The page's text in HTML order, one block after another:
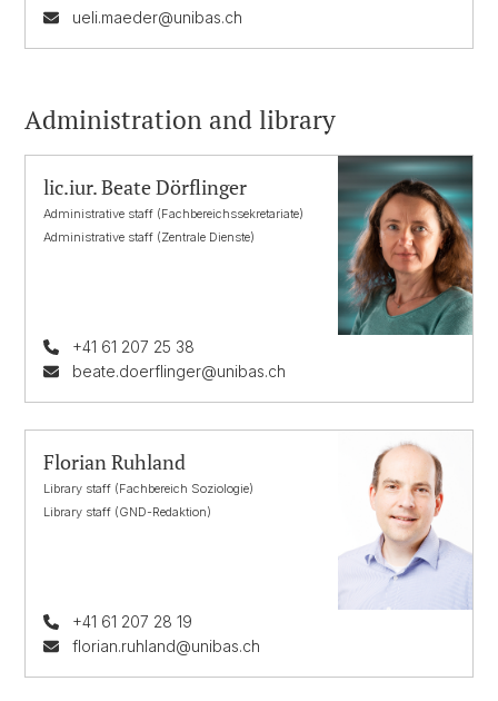
ueli.maeder@unibas.ch
Administration and library
lic.iur. Beate Dörflinger
Administrative staff (Fachbereichssekretariate)
Administrative staff (Zentrale Dienste)
+41 61 207 25 38
beate.doerflinger@unibas.ch
Florian Ruhland
Library staff (Fachbereich Soziologie)
Library staff (GND-Redaktion)
+41 61 207 28 19
florian.ruhland@unibas.ch